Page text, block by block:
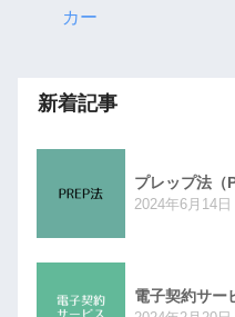
カー
新着記事
プレップ法（
2024年6月14日
電子契約サー